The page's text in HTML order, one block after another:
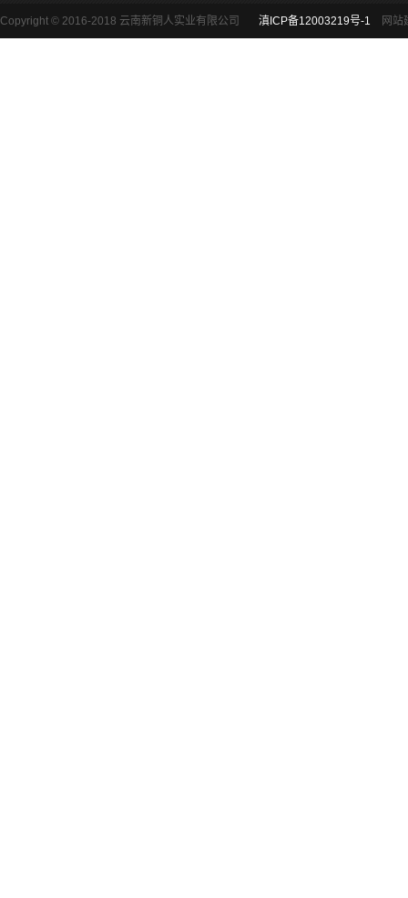
Copyright © 2016-2018 云南新铜人实业有限公司 滇ICP备12003219号-1 网站